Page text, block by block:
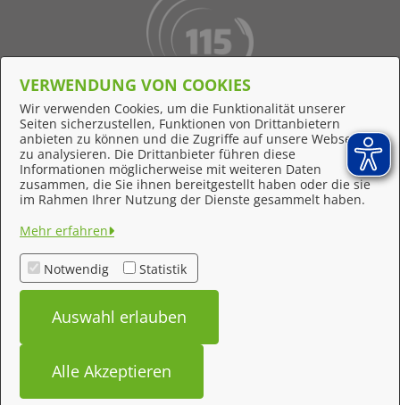
Behördennummer 115
Online-Support
Feedback
Impressum
Datenschutzerklärung
Kontakt
Barrierefreiheit
bereitgestellt von:
VERWENDUNG VON COOKIES
Wir verwenden Cookies, um die Funktionalität unserer
Seiten sicherzustellen, Funktionen von Drittanbietern
anbieten zu können und die Zugriffe auf unsere Webseite
zu analysieren. Die Drittanbieter führen diese
Informationen möglicherweise mit weiteren Daten
zusammen, die Sie ihnen bereitgestellt haben oder die sie
im Rahmen Ihrer Nutzung der Dienste gesammelt haben.
Mehr erfahren
Notwendig Statistik
Auswahl erlauben
Alle Akzeptieren